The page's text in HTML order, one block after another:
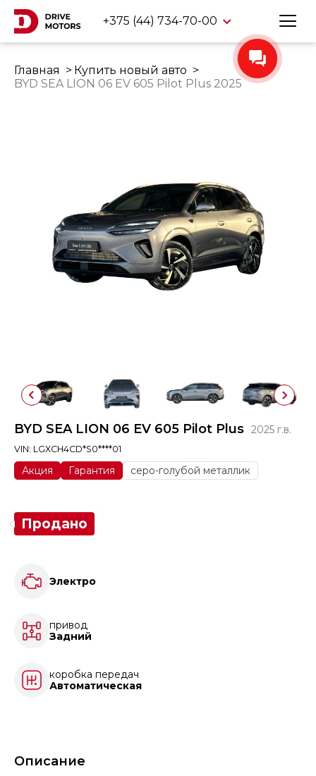
+375 (44) 734-70-00
Главная
Купить новый авто
BYD SEA LION 06 EV 605 Pilot Plus 2025
BYD SEA LION 06 EV 605 Pilot Plus 2025 г.в.
VIN: LGXCH4CD*S0****01
Акция Гарантия серо-голубой металлик
Продано
Электро
привод
Задний
коробка передач
Автоматическая
Описание